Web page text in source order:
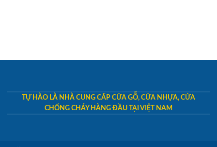
TỰ HÀO LÀ NHÀ CUNG CẤP CỬA GỖ, CỬA NHỰA, CỬA
CHỐNG CHÁY HÀNG ĐẦU TẠI VIỆT NAM